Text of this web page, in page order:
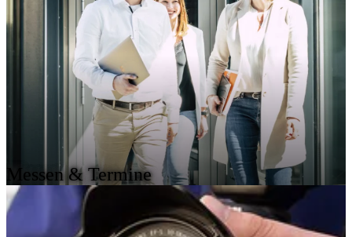
Messen & Termine